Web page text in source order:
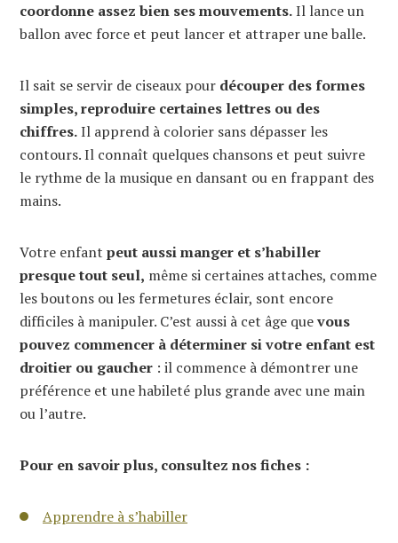
coordonne assez bien ses mouvements.Il lance un
ballon avec force et peut lancer et attraper une balle.
Il sait se servir de ciseaux pour découper des formes
simples, reproduire certaines lettres ou des
chiffres.Il apprend à colorier sans dépasser les
contours. Il connaît quelques chansons et peut suivre
le rythme de la musique en dansant ou en frappant des
mains.
Votre enfant peut aussi manger et s’habiller
presque tout seul, même si certaines attaches, comme
les boutons ou les fermetures éclair, sont encore
difficiles à manipuler. C’est aussi à cet âge quevous
pouvez commencer à déterminer si votre enfant est
droitier ou gaucher : il commence à démontrer une
préférence et une habileté plus grande avec une main
ou l’autre.
Pour en savoir plus, consultez nos fiches :
Apprendre à s’habiller